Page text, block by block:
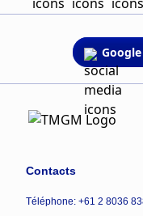
Contacts
Téléphone: +61 2 8036